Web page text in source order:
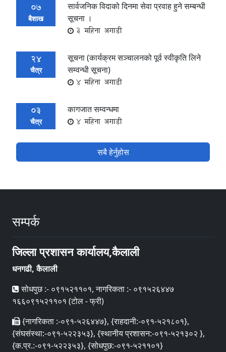
07
बैशाख
सार्वजनिक विदाको दिनमा सेवा प्रवाह हुने सम्बन्धी
सूचना ।
3 महिना अगाडी
24
चैत्र
सूचना (कार्यक्रम सञ्चालनको पूर्व स्वीकृति लिने
सम्वन्धी सूचना)
4 महिना अगाडी
03
चैत्र
कागजात सम्वन्धमा
4 महिना अगाडी
सबै हेर्नुहोस
सम्पर्क
जिल्ला प्रशासन कार्यालय,कैलाली
धनगढी, कैलाली
सोधपुछ :- ०९१५२११०१, नागरिकता :- ०९१५२६४४७
१६६०९१५२११०१ (टोल - फ्री)
{नागरिकता :-०९१-५२६४४७}, {राहदानी:-०९१-५२१८०१},
{संघसंस्था:-०९१-५२२३५३}, {स्थानीय प्रशासन:-०९१-५२१३०२ },
{क.प्र.:-०९१-५२२३५३}, {सोधपुछ:-०९१-५२११०१}